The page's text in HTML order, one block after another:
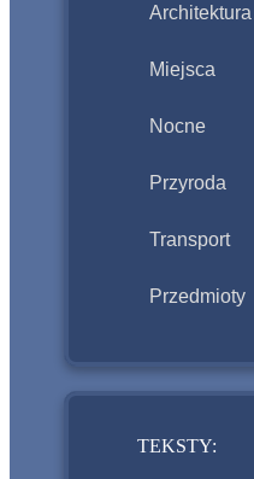
Architektura
Miejsca
Nocne
Przyroda
Transport
Przedmioty
TEKSTY: